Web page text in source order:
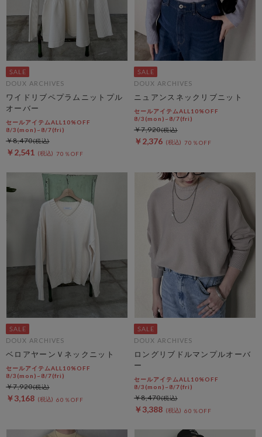
DOUX ARCHIVES
ワイドリブペプラムニットプル
オーバー
セールアイテムALL10%OFF
8/3(mon)~8/7(fri)
￥2,541 70％OFF
￥8,470
DOUX ARCHIVES
ニュアンスネックリブニット
セールアイテムALL10%OFF
8/3(mon)~8/7(fri)
￥2,376 70％OFF
￥7,920
DOUX ARCHIVES
ベロアヤーンＶネックニット
セールアイテムALL10%OFF
8/3(mon)~8/7(fri)
￥3,168 60％OFF
￥7,920
DOUX ARCHIVES
ロングリブドルマンプルオーバ
ー
セールアイテムALL10%OFF
8/3(mon)~8/7(fri)
￥3,388 60％OFF
￥8,470